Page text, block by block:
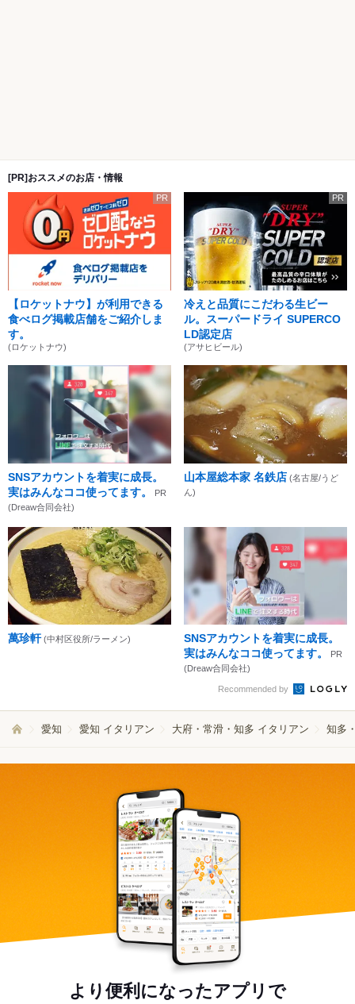
[PR]おススメのお店・情報
PR
【ロケットナウ】が利用できる
食べログ掲載店舗をご紹介しま
す。
(ロケットナウ)
PR
冷えと品質にこだわる生ビー
ル。スーパードライ SUPERCO
LD認定店
(アサヒビール)
SNSアカウントを着実に成長。
実はみんなココ使ってます。
PR
(Dreaw合同会社)
山本屋総本家 名鉄店 (名古屋/うど
ん)
萬珍軒 (中村区役所/ラーメン)
SNSアカウントを着実に成長。
実はみんなココ使ってます。
PR
(Dreaw合同会社)
Recommended by
愛知 愛知 イタリアン 大府・常滑・知多 イタリアン 知多
より便利になったアプリで